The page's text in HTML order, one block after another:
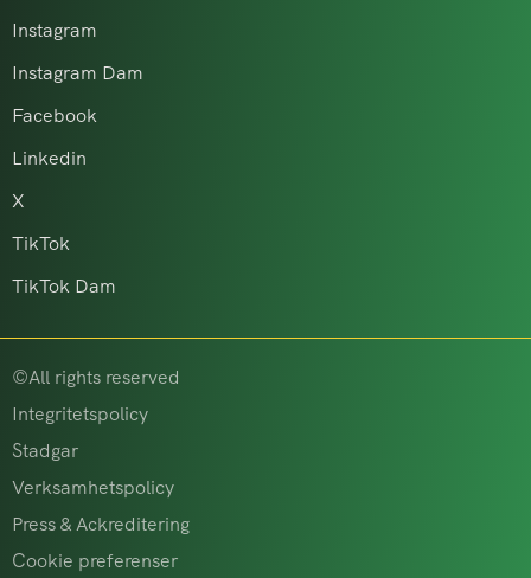
Instagram
Instagram Dam
Facebook
Linkedin
X
TikTok
TikTok Dam
©All rights reserved
Integritetspolicy
Stadgar
Verksamhetspolicy
Press & Ackreditering
Cookie preferenser